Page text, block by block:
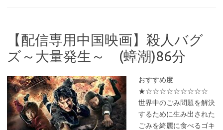
【配信専用中国映画】殺人バグ
ズ～大量発生～ (蟑潮)86分
おすすめ度
★☆☆☆☆☆☆☆☆☆
世界中のごみ問題を解決
するために生み出された
ごみを綺麗に食べるゴキ